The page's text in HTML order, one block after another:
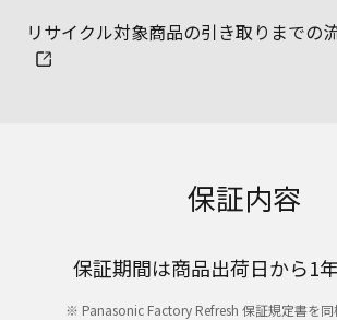
リサイクル対象商品の引き取りまでの
保証内容
保証期間は商品出荷日から1年
※ Panasonic Factory Refresh 保証規定書を同